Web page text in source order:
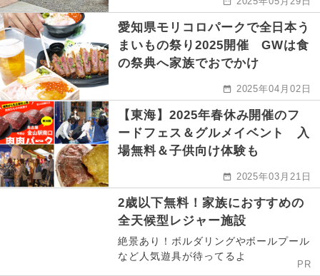
愛知県モリコロパークで全日本う
まいもの祭り2025開催 GWは食
の祭典へ家族でおでかけ
2025年04月02日
【東海】2025年春休み開催のフ
ードフェス＆グルメイベント 入
場無料＆子供向け体験も
2025年03月21日
2歳以下無料！家族におすすめの
全天候型レジャー施設
絶景あり！ボルダリングやボールプール
など人気遊具が待ってるよ
PR